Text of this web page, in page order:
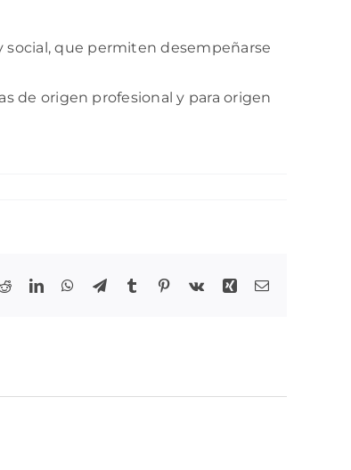
que permiten desempeñarse
de origen profesional y para origen
RedditLinkedInWhatsApp
TelegramTumblr Pinterest
Vk Xing Correo